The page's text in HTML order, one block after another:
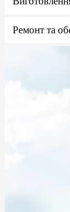
Ремонт та